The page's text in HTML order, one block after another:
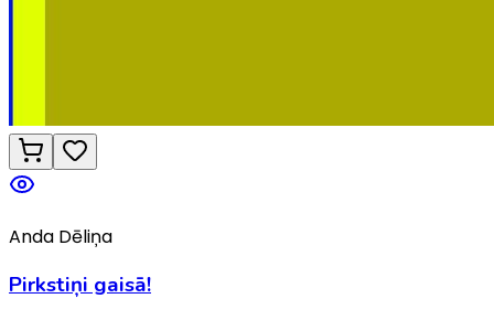
Anda Dēliņa
Pirkstiņi gaisā!